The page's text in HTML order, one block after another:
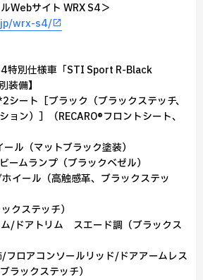
Webサイト WRX S4＞
wrx-s4/
特別仕様車「STI Sport R-Black
備】
シート［ブラック（ブラックステッチ、
ョン）］（RECARO®フロントシート、
ル（マットブラック塗装）
ームランプ（ブラックベゼル）
イール（高触感革、ブラックステッ
クステッチ）
ム/ドアトリム スエード調（ブラックス
/フロアコンソールリッド/ドアアームレス
ラックステッチ）